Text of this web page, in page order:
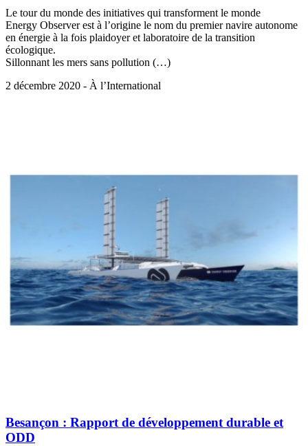
Le tour du monde des initiatives qui transforment le monde
Energy Observer est à l’origine le nom du premier navire autonome
en énergie à la fois plaidoyer et laboratoire de la transition
écologique.
Sillonnant les mers sans pollution (…)
2 décembre 2020 - À l’International
Besançon : Rapport de développement durable et
ODD